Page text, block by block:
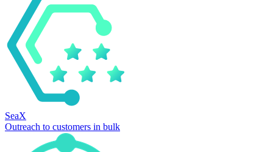
SeaX
Outreach to customers in bulk